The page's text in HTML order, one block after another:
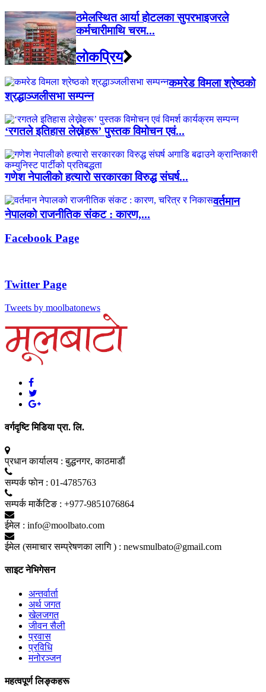
ठमेलस्थित आर्या होटलका सुपरभाइजरले
कर्मचारीमाथि चरम...
लाेकप्रिय
कमरेड विमला श्रेष्ठको
श्रद्धाञ्जलीसभा सम्पन्न
‘रगतले इतिहास लेख्नेहरू’ पुस्तक विमोचन एवं...
गणेश नेपालीको हत्यारो सरकारका विरुद्ध संघर्ष...
वर्तमान
नेपालको राजनीतिक संकट : कारण,...
Facebook Page
Twitter Page
Tweets by moolbatonews
वर्गदृष्टि मिडिया प्रा. लि.
प्रधान कार्यालय : बुद्धनगर, काठमाडाैं
सम्पर्क फाेन : 01-4785763
सम्पर्क मार्केटिङ : +977-9851076864
ईमेल : info@moolbato.com
ईमेल (समाचार सम्प्रेषणका लागि ) : newsmulbato@gmail.com
साइट नेभिगेसन
अन्तर्वार्ता
अर्थ जगत
खेलजगत
जीवन सैली
प्रवास
प्रविधि
मनोरञ्जन
महत्वपूर्ण लिङ्कहरू